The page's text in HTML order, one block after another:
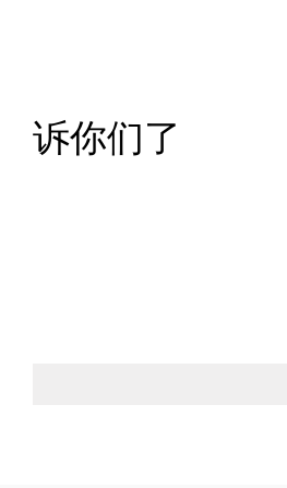
诉你们了